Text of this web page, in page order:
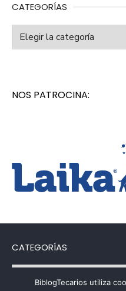
CATEGORÍAS
Categorías
NOS PATROCINA:
CATEGORÍAS
Categorías
BiblogTecarios utiliza